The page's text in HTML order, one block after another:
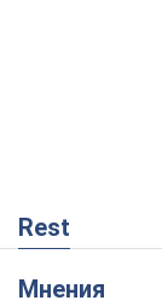
Rest
Мнения